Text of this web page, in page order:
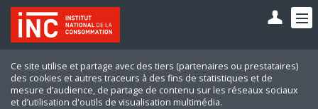
Ce site utilise et partage avec des tiers (partenaires ou prestataires)
des cookies et autres traceurs à des fins de statistiques et de
mesure d’audience, de partage de contenu sur les réseaux sociaux
et d’utilisation d'outils de visualisation multimédia.